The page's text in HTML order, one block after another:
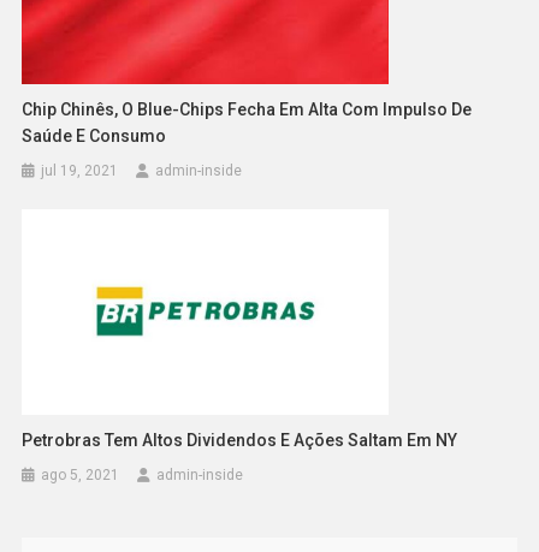
Chip Chinês, O Blue-Chips Fecha Em Alta Com Impulso De
Saúde E Consumo
jul 19, 2021 admin-inside
Petrobras Tem Altos Dividendos E Ações Saltam Em NY
ago 5, 2021 admin-inside